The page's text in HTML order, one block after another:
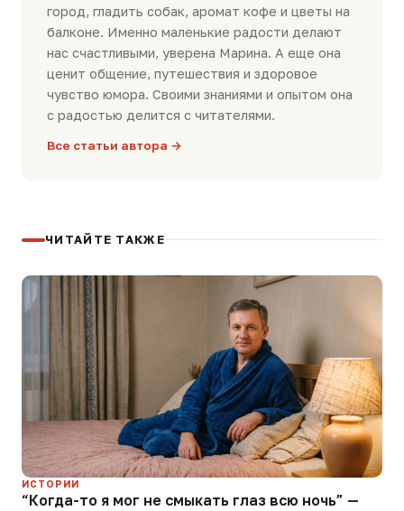
город, гладить собак, аромат кофе и цветы на
балконе. Именно маленькие радости делают
нас счастливыми, уверена Марина. А еще она
ценит общение, путешествия и здоровое
чувство юмора. Своими знаниями и опытом она
с радостью делится с читателями.
Все статьи автора →
ЧИТАЙТЕ ТАКЖЕ
ИСТОРИИ
“Когда-то я мог не смыкать глаз всю ночь” —